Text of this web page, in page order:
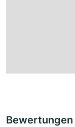
Bewertungen